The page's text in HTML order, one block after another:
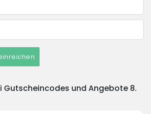
Gutscheincodes und Angebote 8.